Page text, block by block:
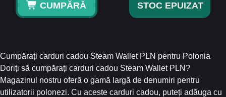
CUMPĂRĂ STOC EPUIZAT
Cumpărați carduri cadou Steam Wallet PLN pentru Polonia
Doriți să cumpărați carduri cadou Steam Wallet PLN?
Magazinul nostru oferă o gamă largă de denumiri pentru
utilizatorii polonezi. Cu aceste carduri cadou, puteți adăuga cu